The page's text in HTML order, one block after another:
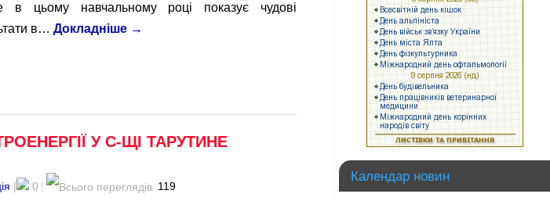
в цьому навчальному році показує чудові
в… Докладніше →
У С-ЩІ ТАРУТИНЕ
| 0 | 119
Календар новин